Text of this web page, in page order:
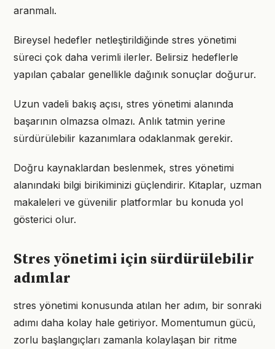
aranmalı.
Bireysel hedefler netleştirildiğinde stres yönetimi
süreci çok daha verimli ilerler. Belirsiz hedeflerle
yapılan çabalar genellikle dağınık sonuçlar doğurur.
Uzun vadeli bakış açısı, stres yönetimi alanında
başarının olmazsa olmazı. Anlık tatmin yerine
sürdürülebilir kazanımlara odaklanmak gerekir.
Doğru kaynaklardan beslenmek, stres yönetimi
alanındaki bilgi birikiminizi güçlendirir. Kitaplar, uzman
makaleleri ve güvenilir platformlar bu konuda yol
gösterici olur.
Stres yönetimi için sürdürülebilir
adımlar
stres yönetimi konusunda atılan her adım, bir sonraki
adımı daha kolay hale getiriyor. Momentumun gücü,
zorlu başlangıçları zamanla kolaylaşan bir ritme